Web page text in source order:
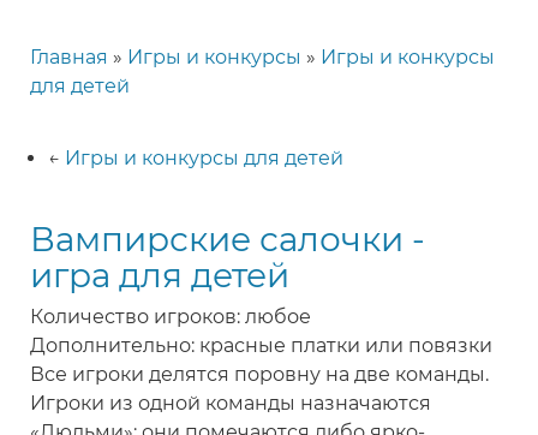
Строка
Главная Игры и конкурсы
Игры и конкурсы
для детей
← Игры и конкурсы для детей
Вампирские салочки -
игра для детей
Количество игроков: любое
Дополнительно: красные платки или повязки
Все игроки делятся поровну на две команды.
Игроки из одной команды назначаются